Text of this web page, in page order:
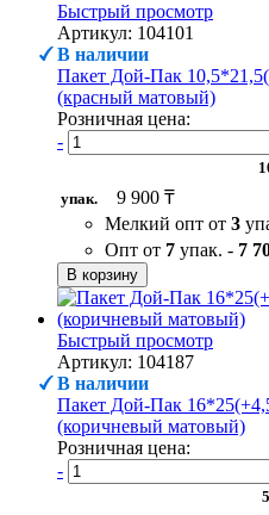
Быстрый просмотр
Артикул: 104101
В наличии
Пакет Дой-Пак
(красный матовый)
Розничная цена:
-
упак.
9 900 ₸
Мелкий опт от 3
Опт от 7 упак. - 7
В корзину
Быстрый просмотр
Артикул: 104187
В наличии
Пакет Дой-Пак
(коричневый матовый)
Розничная цена:
-